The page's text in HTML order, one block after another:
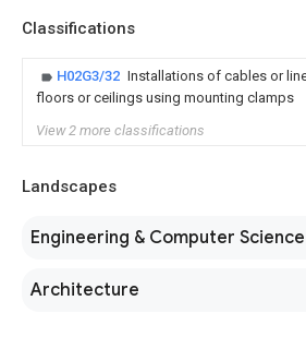
Classifications
H02G3/32 Installations of cables or
floors or ceilings using mounting clamps
View 2 more classifications
Landscapes
Engineering & Computer Science
Architecture